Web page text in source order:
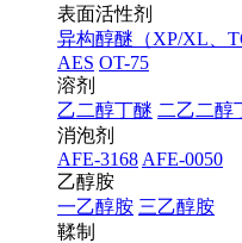
表面活性剂
异构醇醚（XP/XL、
AES OT-75
溶剂
乙二醇丁醚 二乙二醇
消泡剂
AFE-3168 AFE-0050
乙醇胺
一乙醇胺 三乙醇胺
鞣制